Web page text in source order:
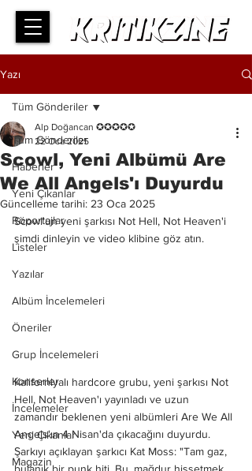
Yazı
Tüm Gönderiler
Haberler
Yeni Çıkanlar
Röportajlar
Listeler
Yazılar
Albüm İncelemeleri
Öneriler
Grup İncelemeleri
Konserler
İncelemeler
Yeni Çıkanlar
Magazin
Tüm Gönderiler
Scowl, Yeni Albümü Are
We All Angels'ı Duyurdu
Alp Doğancan ✪✪✪✪✪
22 Oca 2025
Güncelleme tarihi: 23 Oca 2025
Scowl'un yeni şarkısı Not Hell, Not Heaven'i
şimdi dinleyin ve video klibine göz atın.
Kaliforniyalı hardcore grubu, yeni şarkısı Not
Hell, Not Heaven'ı yayınladı ve uzun
zamandır beklenen yeni albümleri Are We All
Angels'ın 4 Nisan'da çıkacağını duyurdu.
Şarkıyı açıklayan şarkıcı Kat Moss: "Tam gaz,
bulanık bir punk hiti, Bu, mağdur hissetmek